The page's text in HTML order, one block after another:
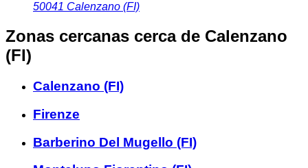
50041 Calenzano (FI)
Zonas cercanas cerca de Calenzano
(FI)
Calenzano (FI)
Firenze
Barberino Del Mugello (FI)